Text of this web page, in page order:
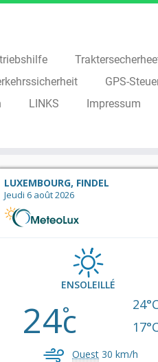
GPS-
LINKS
Impressum
LUXEMBOURG, FINDEL
Jeudi 6 août 2026
ENSOLEILLÉ
24c
Ouest 30 km/h